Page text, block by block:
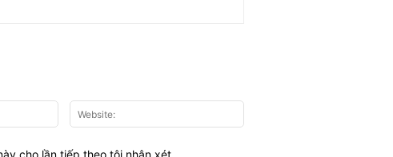
Email:*
cho lần tiếp theo tôi nhận xét.